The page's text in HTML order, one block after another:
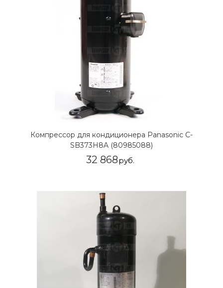
Компрессор для кондиционера Panasonic C-
SB373H8A (80985088)
32 868руб.